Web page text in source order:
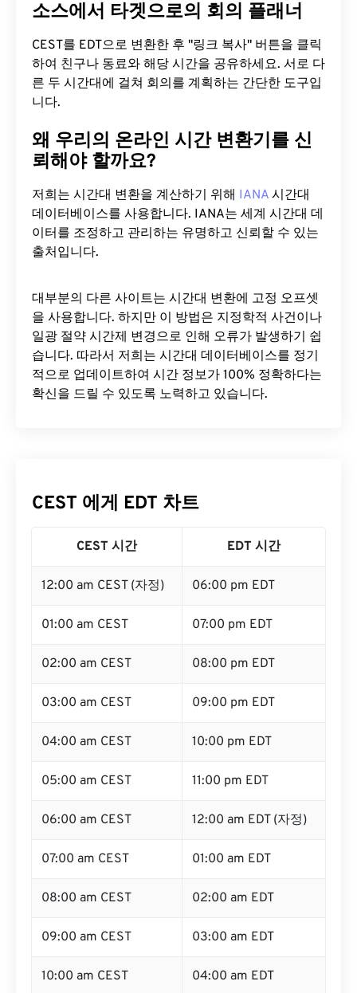
소스에서 타겟으로의 회의 플래너
CEST를 EDT으로 변환한 후 "링크 복사" 버튼을 클릭
하여 친구나 동료와 해당 시간을 공유하세요. 서로 다
른 두 시간대에 걸쳐 회의를 계획하는 간단한 도구입
니다.
왜 우리의 온라인 시간 변환기를 신
뢰해야 할까요?
저희는 시간대 변환을 계산하기 위해 IANA 시간대
데이터베이스를 사용합니다. IANA는 세계 시간대 데
이터를 조정하고 관리하는 유명하고 신뢰할 수 있는
출처입니다.
대부분의 다른 사이트는 시간대 변환에 ​​고정 오프셋
을 사용합니다. 하지만 이 방법은 지정학적 사건이나
일광 절약 시간제 변경으로 인해 오류가 발생하기 쉽
습니다. 따라서 저희는 시간대 데이터베이스를 정기
적으로 업데이트하여 시간 정보가 100% 정확하다는
확신을 드릴 수 있도록 노력하고 있습니다.
CEST 에게 EDT 차트
CEST 시간 EDT 시간
12:00 am CEST (자정) 06:00 pm EDT
01:00 am CEST 07:00 pm EDT
02:00 am CEST 08:00 pm EDT
03:00 am CEST 09:00 pm EDT
04:00 am CEST 10:00 pm EDT
05:00 am CEST 11:00 pm EDT
06:00 am CEST 12:00 am EDT (자정)
07:00 am CEST 01:00 am EDT
08:00 am CEST 02:00 am EDT
09:00 am CEST 03:00 am EDT
10:00 am CEST 04:00 am EDT